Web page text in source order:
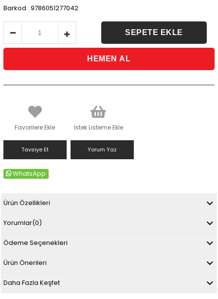
Barkod : 9786051277042
Favorilere Ekle İstek Listeme Ekle
Tavsiye Et Yorum Yaz
WhatsApp
Ürün Özellikleri
Yorumlar(0)
Ödeme Seçenekleri
Ürün Önerileri
Daha Fazla Keşfet